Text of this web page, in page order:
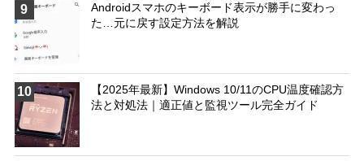
9
Androidスマホのキーボード表示が勝手に変わっ
た…元に戻す設定方法を解説
10
【2025年最新】Windows 10/11のCPU温度確認方
法と対処法｜適正値と監視ツール完全ガイド